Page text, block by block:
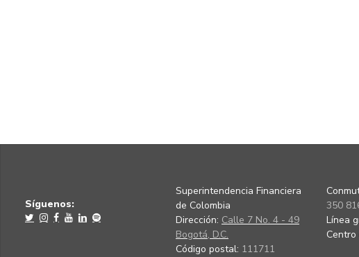
Síguenos:
Superintendencia Financiera
de Colombia
Dirección: Calle 7 No. 4 - 49
Bogotá, D.C.
Código postal: 111711
350
Línea